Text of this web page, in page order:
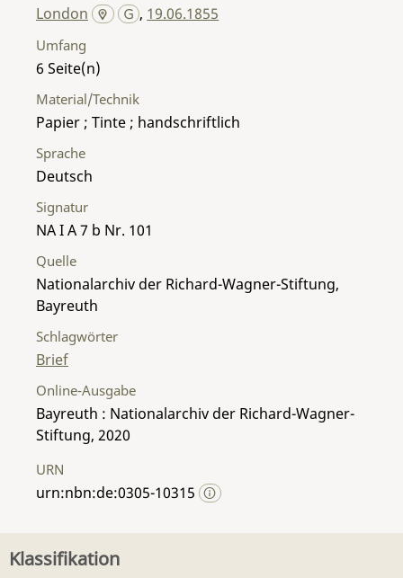
London , 19.06.1855
Umfang
6
Material/Technik
Papier ; Tinte ; handschriftlich
Sprache
Deutsch
Signatur
NA I A 7 b Nr. 101
Quelle
Nationalarchiv der Richard-Wagner-Stiftung,
Bayreuth
Schlagwörter
Brief
Online-Ausgabe
Bayreuth : Nationalarchiv der Richard-Wagner-
Stiftung, 2020
URN
urn:nbn:de:0305-10315
Klassifikation